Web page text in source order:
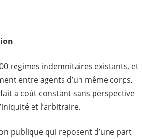
régimes indemnitaires existants, et
entre agents d’un même corps,
à coût constant sans perspective
et l’arbitraire.
publique qui reposent d’une part